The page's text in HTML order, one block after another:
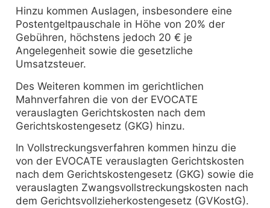
Hinzu kommen Auslagen, insbesondere eine
Postentgeltpauschale in Höhe von 20% der
Gebühren, höchstens jedoch 20 € je
Angelegenheit sowie die gesetzliche
Umsatzsteuer.
Des Weiteren kommen im gerichtlichen
Mahnverfahren die von der EVOCATE
verauslagten Gerichtskosten nach dem
Gerichtskostengesetz (GKG) hinzu.
In Vollstreckungsverfahren kommen hinzu die
von der EVOCATE verauslagten Gerichtskosten
nach dem Gerichtskostengesetz (GKG) sowie die
verauslagten Zwangsvollstreckungskosten nach
dem Gerichtsvollzieherkostengesetz (GVKostG).